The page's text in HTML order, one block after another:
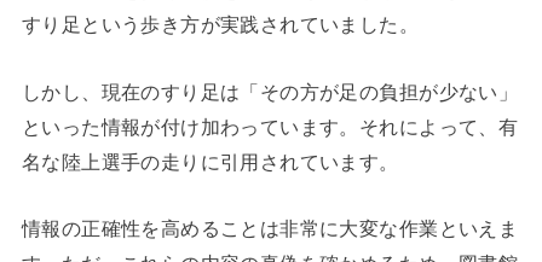
すり足という歩き方が実践されていました。
しかし、現在のすり足は「その方が足の負担が少ない」
といった情報が付け加わっています。それによって、有
名な陸上選手の走りに引用されています。
情報の正確性を高めることは非常に大変な作業といえま